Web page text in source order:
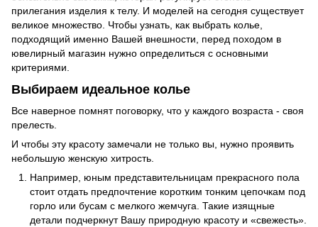
прилегания изделия к телу. И моделей на сегодня существует
великое множество. Чтобы узнать, как выбрать колье,
подходящий именно Вашей внешности, перед походом в
ювелирный магазин нужно определиться с основными
критериями.
Выбираем идеальное колье
Все наверное помнят поговорку, что у каждого возраста - своя
прелесть.
И чтобы эту красоту замечали не только вы, нужно проявить
небольшую женскую хитрость.
Например, юным представительницам прекрасного пола
стоит отдать предпочтение коротким тонким цепочкам под
горло или бусам с мелкого жемчуга. Такие изящные
детали подчеркнут Вашу природную красоту и «свежесть».